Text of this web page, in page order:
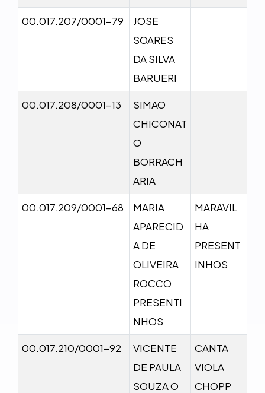
00.017.207/0001-79
JOSE
SOARES
DA SILVA
BARUERI
00.017.208/0001-13
SIMAO
CHICONAT
O
BORRACH
ARIA
00.017.209/0001-68
MARIA
APARECID
A DE
OLIVEIRA
ROCCO
PRESENTI
NHOS
MARAVIL
HA
PRESENT
INHOS
00.017.210/0001-92
VICENTE
DE PAULA
SOUZA O
CANTA
VIOLA
CHOPP